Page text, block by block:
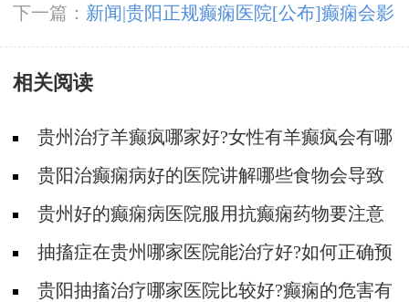
下一篇： 新闻|贵阳正规癫痫医院[公布]癫痫会影
响病人的五感吗？
相关阅读
贵州治疗羊癫疯哪家好?女性有羊癫疯会有哪
些不好影响?
贵阳治癫痫病好的医院讲解哪些食物会导致
癫痫病复发?
贵州好的癫痫病医院服用抗癫痫药物要注意
什么?抽搐症在贵州哪家医院能治疗好?如何正确预
防羊癫疯?
贵阳抽搐治疗哪家医院比较好?癫痫的危害有